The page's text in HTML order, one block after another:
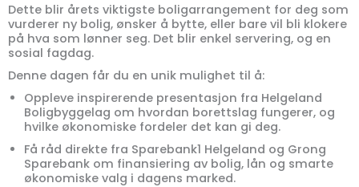
Dette blir årets viktigste boligarrangement for deg som
vurderer ny bolig, ønsker å bytte, eller bare vil bli klokere
på hva som lønner seg. Det blir enkel servering, og en
sosial fagdag.
Denne dagen får du en unik mulighet til å:
Oppleve inspirerende presentasjon fra Helgeland
Boligbyggelag om hvordan borettslag fungerer, og
hvilke økonomiske fordeler det kan gi deg.
Få råd direkte fra Sparebank1 Helgeland og Grong
Sparebank om finansiering av bolig, lån og smarte
økonomiske valg i dagens marked.